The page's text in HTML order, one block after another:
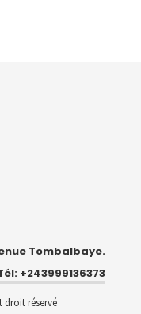
Tombalbaye.
+243999136373
droit réservé